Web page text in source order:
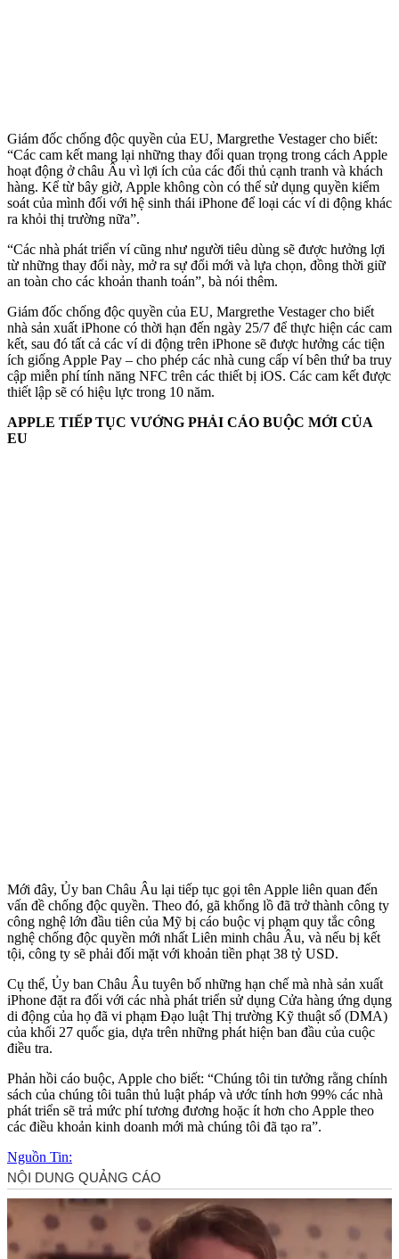
Giám đốc chống độc quyền của EU, Margrethe Vestager cho biết:
“Các cam kết mang lại những thay đổi quan trọng trong cách Apple
hoạt động ở châu Âu vì lợi ích của các đối thủ cạnh tranh và khách
hàng. Kể từ bây giờ, Apple không còn có thể sử dụng quyền kiểm
soát của mình đối với hệ sinh thái iPhone để loại các ví di động khác
ra khỏi thị trường nữa”.
“Các nhà phát triển ví cũng như người tiêu dùng sẽ được hưởng lợi
từ những thay đổi này, mở ra sự đổi mới và lựa chọn, đồng thời giữ
an toàn cho các khoản thanh toán”, bà nói thêm.
Giám đốc chống độc quyền của EU, Margrethe Vestager cho biết
nhà sản xuất iPhone có thời hạn đến ngày 25/7 để thực hiện các cam
kết, sau đó tất cả các ví di động trên iPhone sẽ được hưởng các tiện
ích giống Apple Pay – cho phép các nhà cung cấp ví bên thứ ba truy
cập miễn phí tính năng NFC trên các thiết bị iOS. Các cam kết được
thiết lập sẽ có hiệu lực trong 10 năm.
APPLE TIẾP TỤC VƯỚNG PHẢI CÁO BUỘC MỚI CỦA
EU
Mới đây, Ủy ban Châu Âu lại tiếp tục gọi tên Apple liên quan đến
vấn đề chống độc quyền. Theo đó, gã khổng lồ đã trở thành công ty
công nghệ lớn đầu tiên của Mỹ bị cáo buộc vị phạm quy tắc công
nghệ chống độc quyền mới nhất Liên minh châu Âu, và nếu bị kết
tội, công ty sẽ phải đối mặt với khoản tiền phạt 38 tỷ USD.
Cụ thể, Ủy ban Châu Âu tuyên bố những hạn chế mà nhà sản xuất
iPhone đặt ra đối với các nhà phát triển sử dụng Cửa hàng ứng dụng
di động của họ đã vi phạm Đạo luật Thị trường Kỹ thuật số (DMA)
của khối 27 quốc gia, dựa trên những phát hiện ban đầu của cuộc
điều tra.
Phản hồi cáo buộc, Apple cho biết: “Chúng tôi tin tưởng rằng chính
sách của chúng tôi tuân thủ luật pháp và ước tính hơn 99% các nhà
phát triển sẽ trả mức phí tương đương hoặc ít hơn cho Apple theo
các điều khoản kinh doanh mới mà chúng tôi đã tạo ra”.
Nguồn Tin: